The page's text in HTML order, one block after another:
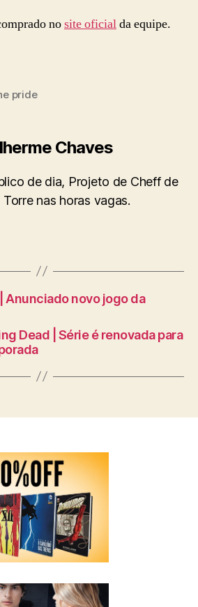
nosite oficialda equipe.
pride
Chaves
de dia, Projeto de Cheff de
nas horas vagas.
Anunciado novo jogo da
Dead | Série é renovada para